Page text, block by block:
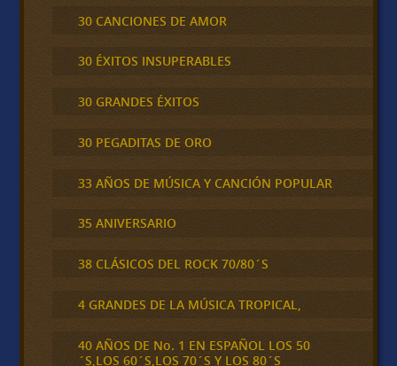
30 CANCIONES DE AMOR
30 ÉXITOS INSUPERABLES
30 GRANDES ÉXITOS
30 PEGADITAS DE ORO
33 AÑOS DE MÚSICA Y CANCIÓN POPULAR
35 ANIVERSARIO
38 CLÁSICOS DEL ROCK 70/80´S
4 GRANDES DE LA MÚSICA TROPICAL,
40 AÑOS DE No. 1 EN ESPAÑOL LOS 50
´S,LOS 60´S,LOS 70´S Y LOS 80´S